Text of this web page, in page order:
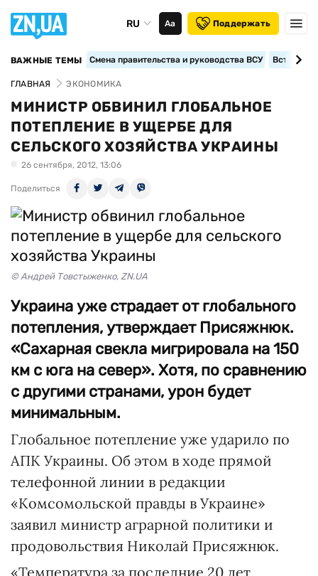
RU Аа Поддержать
ВАЖНЫЕ ТЕМЫ Смена правительства и руководства ВСУ
ГЛАВНАЯ ЭКОНОМИКА
МИНИСТР ОБВИНИЛ ГЛОБАЛЬНОЕ
ПОТЕПЛЕНИЕ В УЩЕРБЕ ДЛЯ
СЕЛЬСКОГО ХОЗЯЙСТВА УКРАИНЫ
26 сентября, 2012, 13:06
Поделиться
© Андрей Товстыженко, ZN.UA
Украина уже страдает от глобального
потепления, утверждает Присяжнюк.
«Сахарная свекла мигрировала на 150
км с юга на север». Хотя, по сравнению
с другими странами, урон будет
минимальным.
Глобальное потепление уже ударило по
АПК Украины. Об этом в ходе прямой
телефонной линии в редакции
«Комсомольской правды в Украине»
заявил министр аграрной политики и
продовольствия Николай Присяжнюк.
«Температура за последние 20 лет